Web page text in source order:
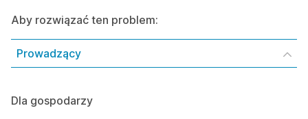
Aby rozwiązać ten problem:
Prowadzący
Dla gospodarzy